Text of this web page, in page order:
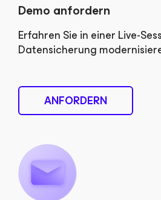
Demo anfordern
Erfahren Sie in einer Live-
Datensicherung
ANFORDERN